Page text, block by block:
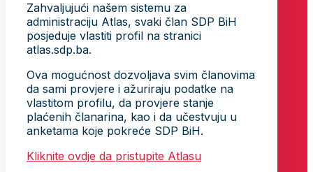
Zahvaljujući našem sistemu za
administraciju Atlas, svaki član SDP BiH
posjeduje vlastiti profil na stranici
atlas.sdp.ba.
Ova mogućnost dozvoljava svim članovima
da sami provjere i ažuriraju podatke na
vlastitom profilu, da provjere stanje
plaćenih članarina, kao i da učestvuju u
anketama koje pokreće SDP BiH.
Kliknite ovdje da pristupite Atlasu